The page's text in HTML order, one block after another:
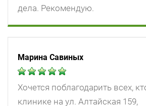
дела. Рекомендую.
Марина Савиных
Хочется поблагодарить всех,
клинике на ул. Алтайская 159,